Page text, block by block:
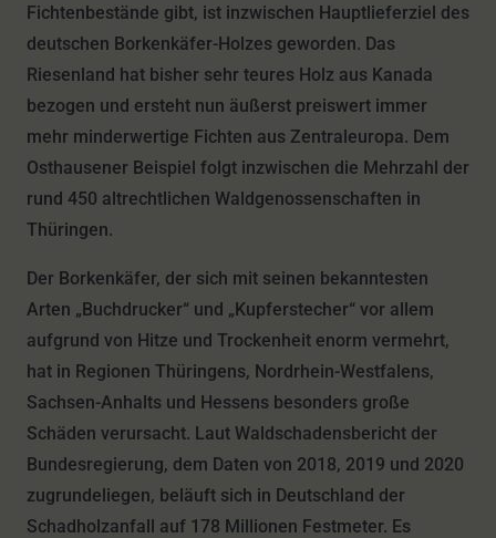
Fichtenbestände gibt, ist inzwischen Hauptlieferziel des
deutschen Borkenkäfer-Holzes geworden. Das
Riesenland hat bisher sehr teures Holz aus Kanada
bezogen und ersteht nun äußerst preiswert immer
mehr minderwertige Fichten aus Zentraleuropa. Dem
Osthausener Beispiel folgt inzwischen die Mehrzahl der
rund 450 altrechtlichen Waldgenossenschaften in
Thüringen.
Der Borkenkäfer, der sich mit seinen bekanntesten
Arten „Buchdrucker“ und „Kupferstecher“ vor allem
aufgrund von Hitze und Trockenheit enorm vermehrt,
hat in Regionen Thüringens, Nordrhein-Westfalens,
Sachsen-Anhalts und Hessens besonders große
Schäden verursacht. Laut Waldschadensbericht der
Bundesregierung, dem Daten von 2018, 2019 und 2020
zugrundeliegen, beläuft sich in Deutschland der
Schadholzanfall auf 178 Millionen Festmeter. Es